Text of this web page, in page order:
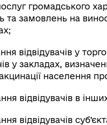
громадського
та замовлень на
відвідувачів у
у закладах,
населення
відвідувачів в
відвідувачів